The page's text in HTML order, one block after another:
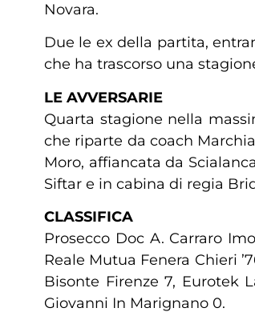
Novara.
Due le ex della partita,
che ha trascorso una
LE AVVERSARIE
Quarta stagione nella
che riparte da coach
Moro, affiancata da
Siftar e in cabina di regia
CLASSIFICA
Prosecco Doc A. Carraro
Reale Mutua Fenera Chieri
Bisonte Firenze 7, Eurotek
Giovanni In Marignano 0.